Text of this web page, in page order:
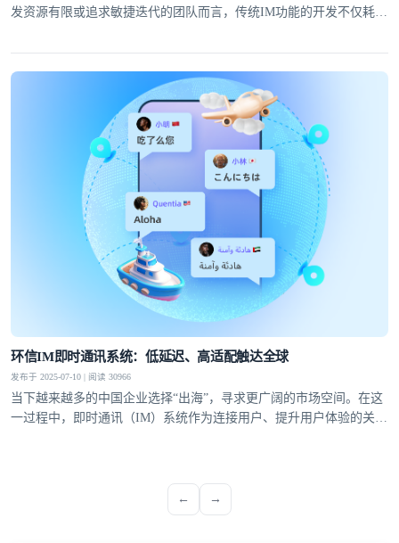
发资源有限或追求敏捷迭代的团队而言，传统IM功能的开发不仅耗时
环信IM即时通讯系统：低延迟、高适配触达全球
发布于 2025-07-10 | 阅读 30966
当下越来越多的中国企业选择“出海”，寻求更广阔的市场空间。在这
一过程中，即时通讯（IM）系统作为连接用户、提升用户体验的关键
←
→